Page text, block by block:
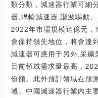
類分類，減速器行業可細
器,蝸輪減速器,諧波驅動
2022年市場規模達億元
會保持領先地位，將會達
減速器可應用于另外,采礦
目前領域需求量最高，
份額。此外預計領域在預
域。中國減速器行業內主